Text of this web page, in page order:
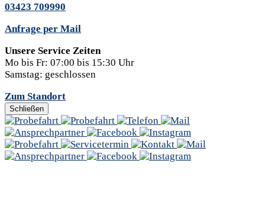
03423 709990
Anfrage per Mail
Unsere Service Zeiten
Mo bis Fr: 07:00 bis 15:30 Uhr
Samstag: geschlossen
Zum Standort
Schließen